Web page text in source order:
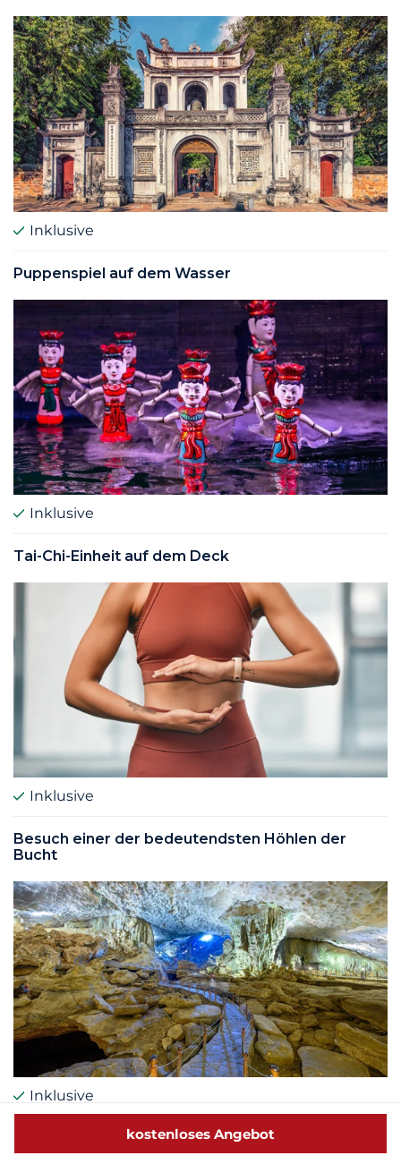
Inklusive
Puppenspiel auf dem Wasser
Inklusive
Tai-Chi-Einheit auf dem Deck
Inklusive
Besuch einer der bedeutendsten Höhlen der
Bucht
Inklusive
Besuch der Mausoleen von Khai Dinh
kostenloses Angebot